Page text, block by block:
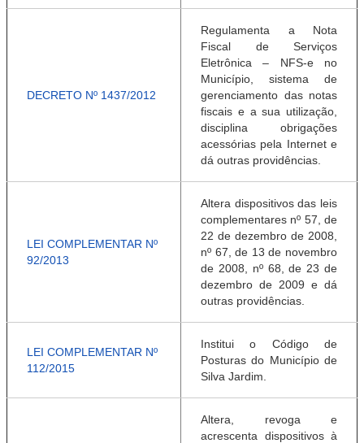
DECRETO Nº 1437/2012
Regulamenta a Nota
Fiscal de Serviços
Eletrônica – NFS-e no
Município, sistema de
gerenciamento das notas
fiscais e a sua utilização,
disciplina obrigações
acessórias pela Internet e
dá outras providências.
LEI COMPLEMENTAR Nº
92/2013
Altera dispositivos das leis
complementares nº 57, de
22 de dezembro de 2008,
nº 67, de 13 de novembro
de 2008, nº 68, de 23 de
dezembro de 2009 e dá
outras providências.
LEI COMPLEMENTAR Nº
112/2015
Institui o Código de
Posturas do Município de
Silva Jardim.
Altera, revoga e
acrescenta dispositivos à